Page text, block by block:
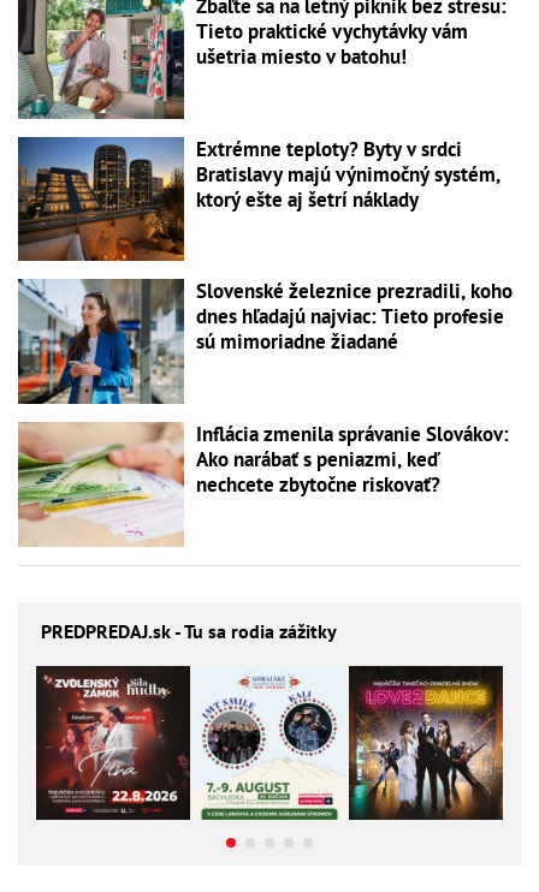
Zbaľte sa na letný piknik bez stresu:
Tieto praktické vychytávky vám
ušetria miesto v batohu!
Extrémne teploty? Byty v srdci
Bratislavy majú výnimočný systém,
ktorý ešte aj šetrí náklady
Slovenské železnice prezradili, koho
dnes hľadajú najviac: Tieto profesie
sú mimoriadne žiadané
Inflácia zmenila správanie Slovákov:
Ako narábať s peniazmi, keď
nechcete zbytočne riskovať?
PREDPREDAJ.sk - Tu sa rodia zážitky